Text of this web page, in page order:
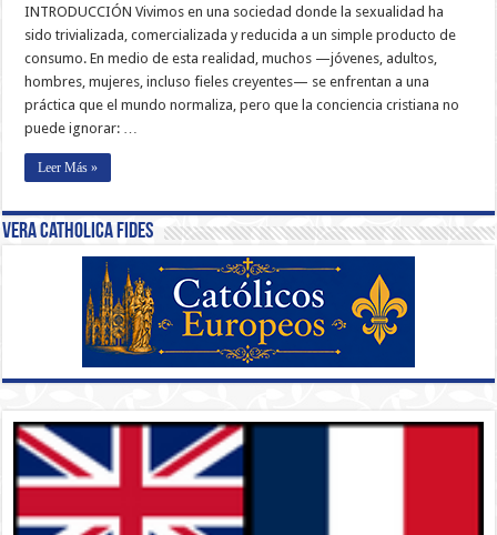
INTRODUCCIÓN Vivimos en una sociedad donde la sexualidad ha
sido trivializada, comercializada y reducida a un simple producto de
consumo. En medio de esta realidad, muchos —jóvenes, adultos,
hombres, mujeres, incluso fieles creyentes— se enfrentan a una
práctica que el mundo normaliza, pero que la conciencia cristiana no
puede ignorar: …
Leer Más »
Vera Catholica Fides